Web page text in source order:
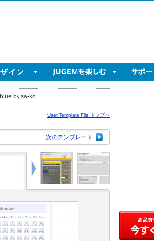
by sa-ko
User Template File トップヘ
次のテンプレート